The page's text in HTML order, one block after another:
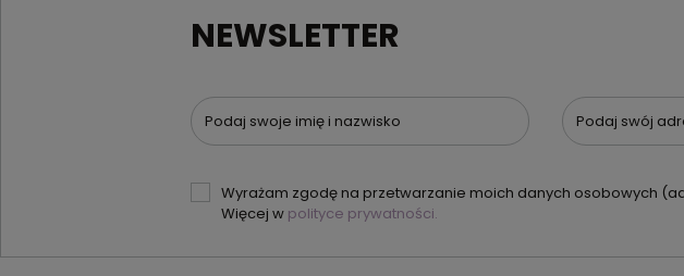
NEWSLETTER
Podaj swoje imię i nazwisko Podaj swój
Wyrażam zgodę na przetwarzanie moich danych osobowych
Więcej w polityce prywatności.